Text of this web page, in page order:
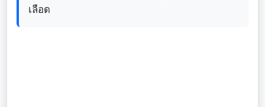
เลือด